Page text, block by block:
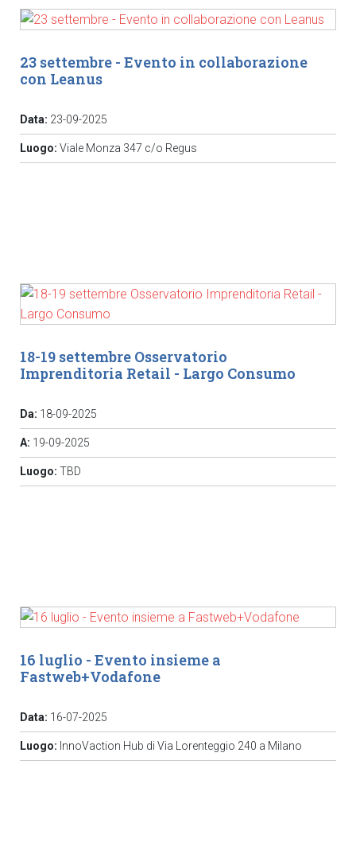
23 settembre - Evento in collaborazione
con Leanus
Data: 23-09-2025
Luogo: Viale Monza 347 c/o Regus
18-19 settembre Osservatorio
Imprenditoria Retail - Largo Consumo
Da: 18-09-2025
A: 19-09-2025
Luogo: TBD
16 luglio - Evento insieme a
Fastweb+Vodafone
Data: 16-07-2025
Luogo: InnoVaction Hub di Via Lorenteggio 240 a Milano